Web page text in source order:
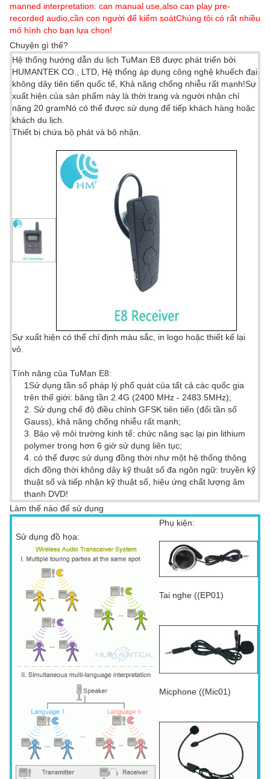
manned interpretation: can manual use,also can play pre-
recorded audio,cần con người để kiểm soátChúng tôi có rất nhiều
mô hình cho bạn lựa chọn!
Chuyện gì thế?
Hệ thống hướng dẫn du lịch TuMan E8 được phát triển bởi
HUMANTEK CO., LTD, Hệ thống áp dụng công nghệ khuếch đại
không dây tiên tiến quốc tế, Khả năng chống nhiễu rất mạnh!Sự
xuất hiện của sản phẩm này là thời trang và người nhận chỉ
nặng 20 gramNó có thể được sử dụng để tiếp khách hàng hoặc
khách du lịch.
Thiết bị chứa bộ phát và bộ nhận.
Sự xuất hiện có thể chỉ định màu sắc, in logo hoặc thiết kế lại
vỏ.
Tính năng của TuMan E8:
1Sử dụng tần số pháp lý phổ quát của tất cả các quốc gia
trên thế giới: băng tần 2.4G (2400 MHz - 2483.5MHz);
2. Sử dụng chế độ điều chỉnh GFSK tiên tiến (đổi tần số
Gauss), khả năng chống nhiễu rất mạnh;
3. Bảo vệ môi trường kinh tế: chức năng sạc lại pin lithium
polymer trong hơn 6 giờ sử dụng liên tục;
4. có thể được sử dụng đồng thời như một hệ thống thông
dịch đồng thời không dây kỹ thuật số đa ngôn ngữ: truyền kỹ
thuật số và tiếp nhận kỹ thuật số, hiệu ứng chất lượng âm
thanh DVD!
Làm thế nào để sử dụng
Sử dụng đồ họa:
Phụ kiện:
Tai nghe ((EP01)
Micphone ((Mic01)